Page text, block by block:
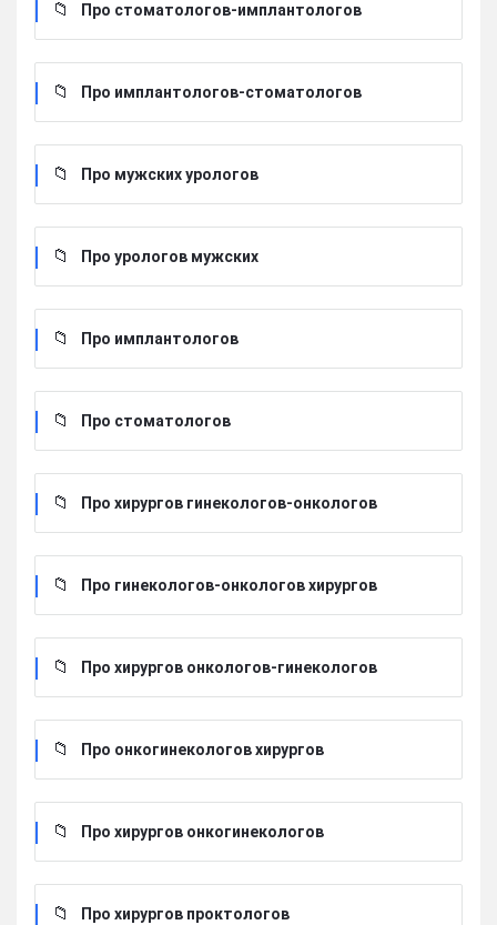
Про стоматологов-имплантологов
Про имплантологов-стоматологов
Про мужских урологов
Про урологов мужских
Про имплантологов
Про стоматологов
Про хирургов гинекологов-онкологов
Про гинекологов-онкологов хирургов
Про хирургов онкологов-гинекологов
Про онкогинекологов хирургов
Про хирургов онкогинекологов
Про хирургов проктологов